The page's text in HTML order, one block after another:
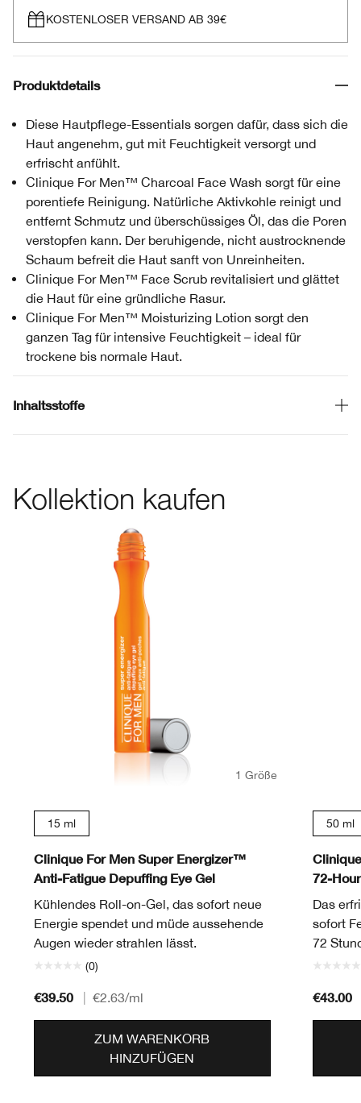
KOSTENLOSER VERSAND AB 39€
Produktdetails
Diese Hautpflege-Essentials sorgen dafür, dass sich die
Haut angenehm, gut mit Feuchtigkeit versorgt und
erfrischt anfühlt.
Clinique For Men™ Charcoal Face Wash sorgt für eine
porentiefe Reinigung. Natürliche Aktivkohle reinigt und
entfernt Schmutz und überschüssiges Öl, das die Poren
verstopfen kann. Der beruhigende, nicht austrocknende
Schaum befreit die Haut sanft von Unreinheiten.
Clinique For Men™ Face Scrub revitalisiert und glättet
die Haut für eine gründliche Rasur.
Clinique For Men™ Moisturizing Lotion sorgt den
ganzen Tag für intensive Feuchtigkeit – ideal für
trockene bis normale Haut.
Inhaltsstoffe
Kollektion kaufen
1 Größe
15 ml
Clinique For Men Super Energizer™
Anti-Fatigue Depuffing Eye Gel
Kühlendes Roll-on-Gel, das sofort neue
Energie spendet und müde aussehende
Augen wieder strahlen lässt.
(0)
€39.50 €2.63/ml
ZUM WARENKORB
HINZUFÜGEN
50 ml
72-
Das
sofort
72
€43.00